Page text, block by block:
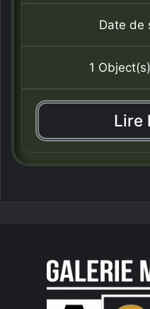
Date de
1
Lire